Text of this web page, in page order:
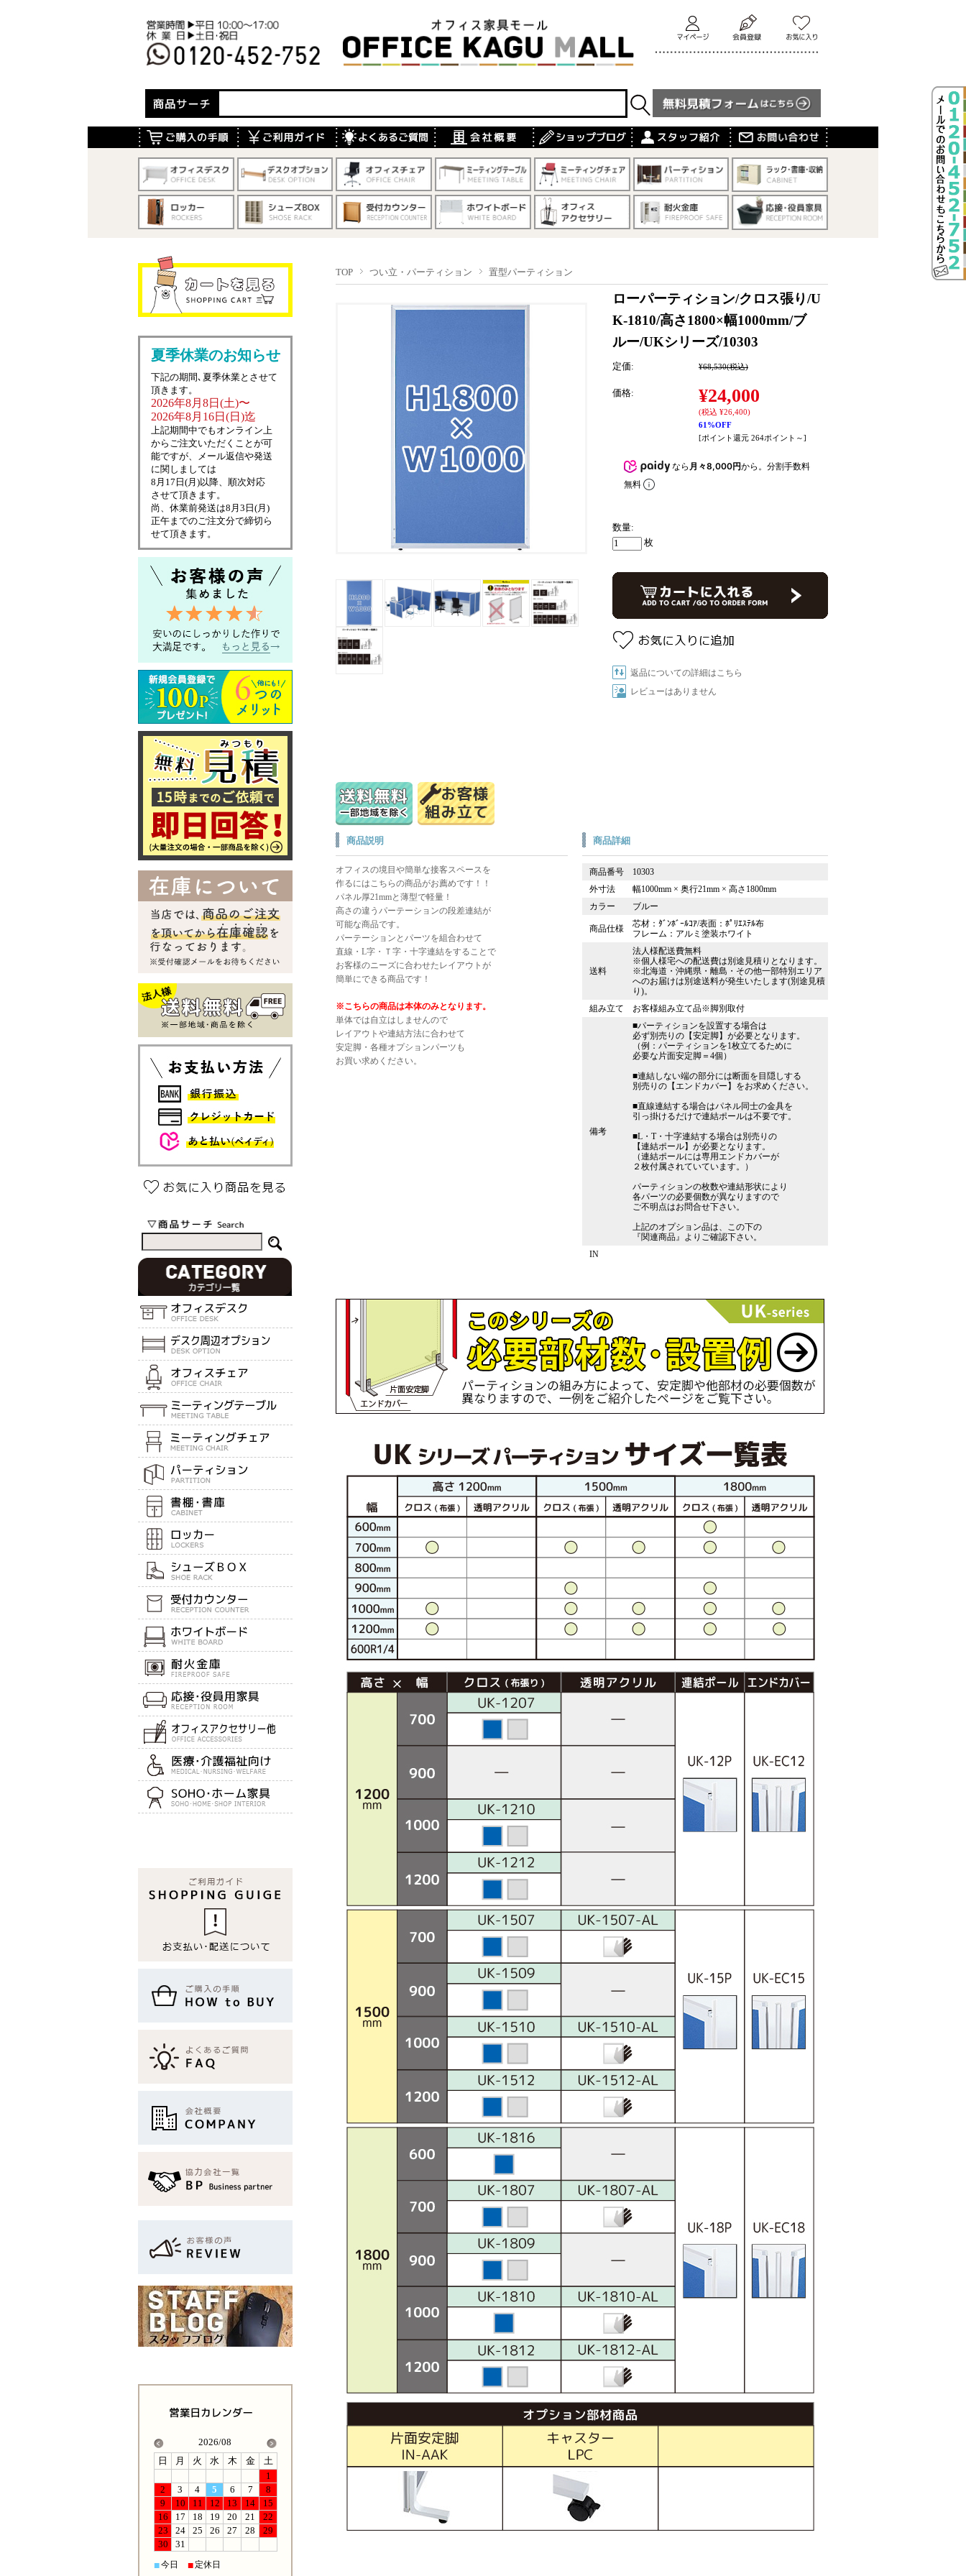
TOP つい立・パーティション 置型パーティション
ローパーティション/クロス張り/U
K-1810/高さ1800×幅1000mm/ブ
ルー/UKシリーズ/10303
定価: ¥68,530(税込)
価格: ¥24,000
(税込 ¥26,400)
61%OFF
[ポイント還元 264ポイント～]
なら 月々8,000円から。分割手数料
無料
数量:
枚
返品についての詳細はこちら
レビューはありません
商品説明
オフィスの境目や簡単な接客スペースを
作るにはこちらの商品がお薦めです！！
パネル厚21mmと薄型で軽量！
高さの違うパーテーションの段差連結が
可能な商品です。
パーテーションとパーツを組合わせて
直線・L字・Ｔ字・十字連結をすることで
お客様のニーズに合わせたレイアウトが
簡単にできる商品です！
※こちらの商品は本体のみとなります。
単体では自立はしませんので
レイアウトや連結方法に合わせて
安定脚・各種オプションパーツも
お買い求めください。
商品詳細
商品番号
10303
外寸法
幅1000mm × 奥行21mm × 高さ1800mm
カラー
ブルー
商品仕様
芯材：ﾀﾞﾝﾎﾞｰﾙｺｱ/表面：ﾎﾟﾘｴｽﾃﾙ布
フレーム：アルミ塗装ホワイト
送料
法人様配送費無料
※個人様宅への配送費は別途見積りとなります。
※北海道・沖縄県・離島・その他一部特別エリア
へのお届けは別途送料が発生いたします(別途見積
り)。
組み立て
お客様組み立て品※脚別取付
備考
■パーティションを設置する場合は
必ず別売りの【安定脚】が必要となります。
（例：パーティションを1枚立てるために
必要な片面安定脚＝4個）
■連結しない端の部分には断面を目隠しする
別売りの【エンドカバー】をお求めください。
■直線連結する場合はパネル同士の金具を
引っ掛けるだけで連結ポールは不要です。
■L・T・十字連結する場合は別売りの
【連結ポール】が必要となります。
（連結ポールには専用エンドカバーが
２枚付属されていています。）
パーティションの枚数や連結形状により
各パーツの必要個数が異なりますので
ご不明点はお問合せ下さい。
上記のオプション品は、この下の
『関連商品』よりご確認下さい。
IN
夏季休業のお知らせ
下記の期間､夏季休業とさせて
頂きます。
2026年8月8日(土)〜
2026年8月16日(日)迄
上記期間中でもオンライン上
からご注文いただくことが可
能ですが、メール返信や発送
に関しましては
8月17日(月)以降、順次対応
させて頂きます。
尚、休業前発送は8月3日(月)
正午までのご注文分で締切ら
せて頂きます。
2026/08
日
月 火 水 木 金
土
1
2
3 4 5 6 7
8
9
10 11 12 13 14
15
16
17 18 19 20 21
22
23
24 25 26 27 28
29
30
31
■今日 ■ 定休日